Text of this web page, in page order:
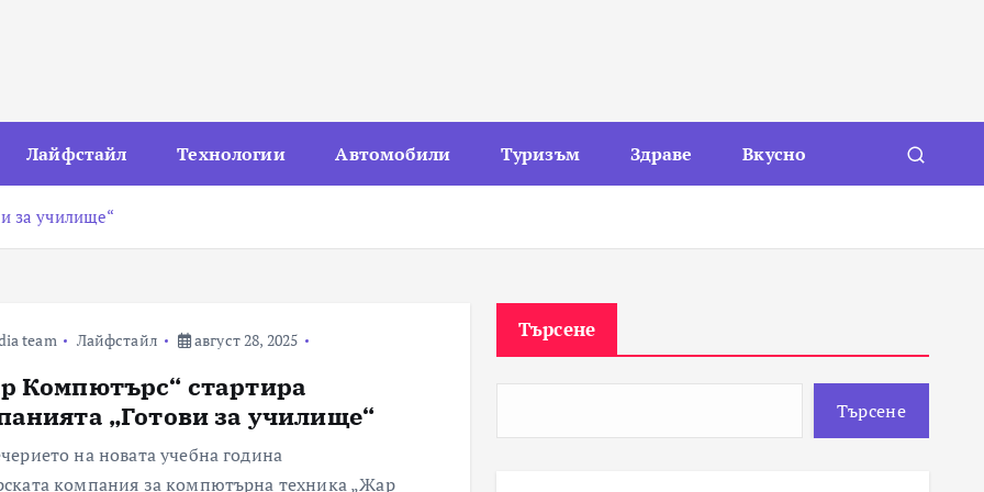
Лайфстайл Технологии Автомобили Туризъм Здраве Вкусно
за училище“
team Лайфстайл август 28, 2025
Компютърс“ стартира
„Готови за училище“
на новата учебна година
компания за компютърна техника „Жар
Търсене
Търсене